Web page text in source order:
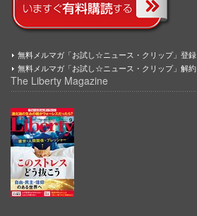
無料メルマガ「お試し☆ニュース・クリップ」登録
無料メルマガ「お試し☆ニュース・クリップ」解約
The Liberty Magazine